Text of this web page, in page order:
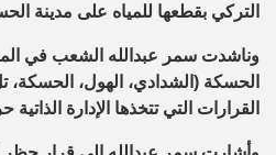
التركي بقطعها للمياه على مدينة
وناشدت سمر عبدالله الشعب في
الحسكة (الشدادي، الهول، الحسكة،
القرارات التي تتخذها الإدارة